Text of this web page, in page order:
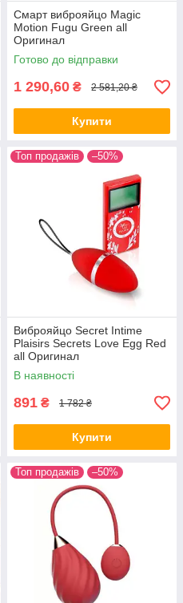
Смарт виброяйцо Magic
Motion Fugu Green all
Оригинал
Готово до відправки
1 290,60 ₴ 2 581,20 ₴
Купити
Топ продажів –50%
Виброяйцо Secret Intime
Plaisirs Secrets Love Egg Red
all Оригинал
В наявності
891 ₴ 1 782 ₴
Купити
Топ продажів –50%